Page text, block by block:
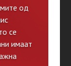
од
се
имаат